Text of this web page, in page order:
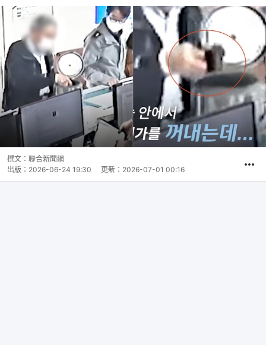
撰文： 聯合新聞網
出版： 2026-06-24 19:30 更新： 2026-07-01 00:16